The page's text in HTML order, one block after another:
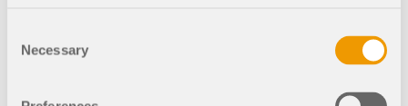
Selection
Necessary
critiques dans l’ingénierie des
l’interaction vent-structure.